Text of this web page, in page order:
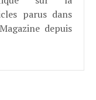
parus dans
depuis